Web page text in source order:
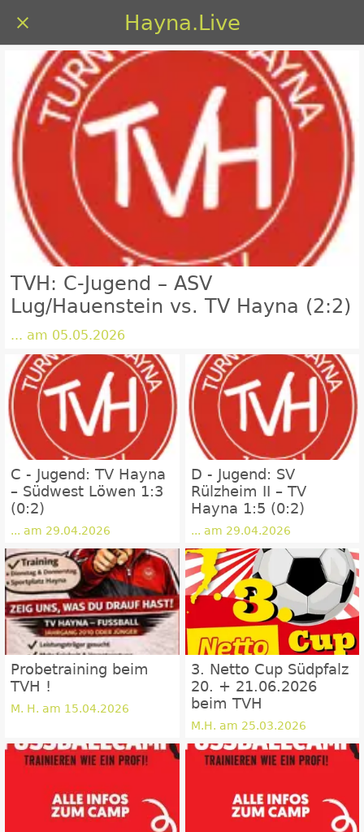
Hayna.Live
... am 05.05.2026
TVH: C‑Jugend – ASV
Lug/Hauenstein vs. TV Hayna (2:2)
... am 29.04.2026
C - Jugend: TV Hayna
– Südwest Löwen 1:3
(0:2)
... am 29.04.2026
D - Jugend: SV
Rülzheim II – TV
Hayna 1:5 (0:2)
M. H. am 15.04.2026
Probetraining beim
TVH !
M.H. am 25.03.2026
3. Netto Cup Südpfalz
20. + 21.06.2026
beim TVH